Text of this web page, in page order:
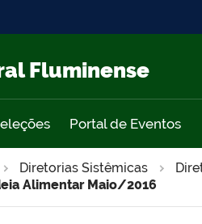
Fluminense
Portal de Eventos
Diretorias Sistêmicas
Alimentar Maio/2016